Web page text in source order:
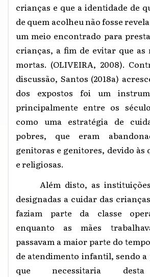
crianças e que a identidade de
de quem acolheu não fosse
um meio encontrado para
crianças, a fim de evitar que as
mortas. (OLIVEIRA, 2008).
discussão, Santos (2018a)
dos expostos foi um
principalmente entre os
como uma estratégia de
pobres, que eram
genitoras e genitores, devido às
e religiosas.
Além disto, as instituições
designadas a cuidar das
faziam parte da classe
enquanto as mães
passavam a maior parte do
de atendimento infantil, sendo
que necessitaria desta